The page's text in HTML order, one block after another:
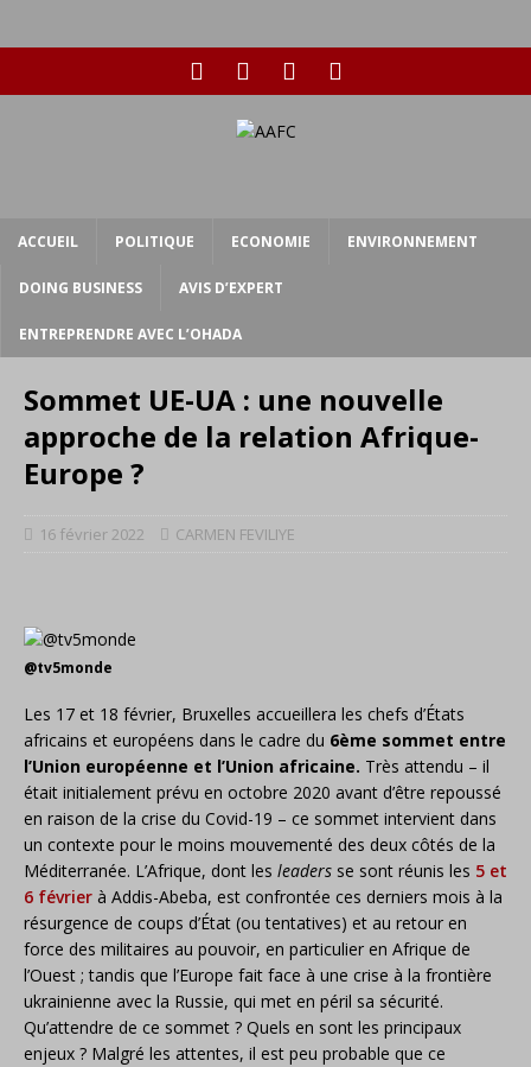
ACCUEIL POLITIQUE ECONOMIE ENVIRONNEMENT
DOING BUSINESS AVIS D’EXPERT
ENTREPRENDRE AVEC L’OHADA
Sommet UE-UA : une nouvelle
approche de la relation Afrique-
Europe ?
16 février 2022 CARMEN FEVILIYE
@tv5monde
Les 17 et 18 février, Bruxelles accueillera les chefs d’États
africains et européens dans le cadre du 6ème sommet entre
l’Union européenne et l’Union africaine. Très attendu – il
était initialement prévu en octobre 2020 avant d’être repoussé
en raison de la crise du Covid-19 – ce sommet intervient dans
un contexte pour le moins mouvementé des deux côtés de la
Méditerranée. L’Afrique, dont les leaders se sont réunis les 5 et
6 février à Addis-Abeba, est confrontée ces derniers mois à la
résurgence de coups d’État (ou tentatives) et au retour en
force des militaires au pouvoir, en particulier en Afrique de
l’Ouest ; tandis que l’Europe fait face à une crise à la frontière
ukrainienne avec la Russie, qui met en péril sa sécurité.
Qu’attendre de ce sommet ? Quels en sont les principaux
enjeux ? Malgré les attentes, il est peu probable que ce